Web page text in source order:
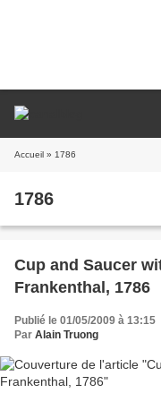
Accueil » 1786
1786
Cup and Saucer
Frankenthal, 1786
Publié le 01/05/2009 à 13:15
Par Alain Truong